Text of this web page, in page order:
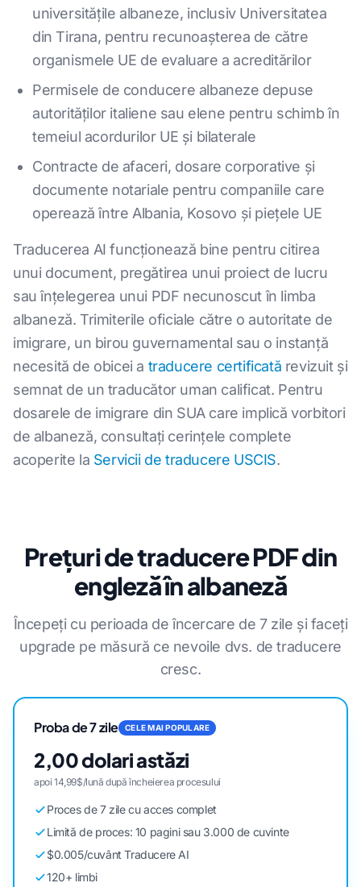
universitățile albaneze, inclusiv Universitatea
din Tirana, pentru recunoașterea de către
organismele UE de evaluare a acreditărilor
Permisele de conducere albaneze depuse
autorităților italiene sau elene pentru schimb în
temeiul acordurilor UE și bilaterale
Contracte de afaceri, dosare corporative și
documente notariale pentru companiile care
operează între Albania, Kosovo și piețele UE
Traducerea AI funcționează bine pentru citirea
unui document, pregătirea unui proiect de lucru
sau înțelegerea unui PDF necunoscut în limba
albaneză. Trimiterile oficiale către o autoritate de
imigrare, un birou guvernamental sau o instanță
necesită de obicei a traducere certificată revizuit și
semnat de un traducător uman calificat. Pentru
dosarele de imigrare din SUA care implică vorbitori
de albaneză, consultați cerințele complete
acoperite la Servicii de traducere USCIS.
Prețuri de traducere PDF din
engleză în albaneză
Începeți cu perioada de încercare de 7 zile și faceți
upgrade pe măsură ce nevoile dvs. de traducere
cresc.
Proba de 7 zile CELE MAI POPULARE
2,00 dolari astăzi
apoi 14,99$/lună după încheierea procesului
Proces de 7 zile cu acces complet
Limită de proces: 10 pagini sau 3.000 de cuvinte
$0.005/cuvânt Traducere AI
120+ limbi